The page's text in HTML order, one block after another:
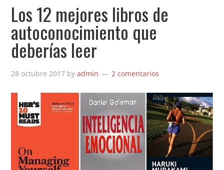
Los 12 mejores libros de
autoconocimiento que
deberías leer
28 octubre 2017 byadmin 2 comentarios